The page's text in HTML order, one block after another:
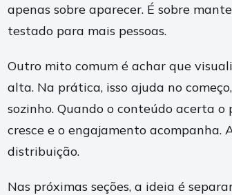
apenas sobre aparecer. É sobre
testado para mais pessoas.
Outro mito comum é achar que
alta. Na prática, isso ajuda no
sozinho. Quando o conteúdo acerta
cresce e o engajamento
distribuição.
Nas próximas seções, a ideia é